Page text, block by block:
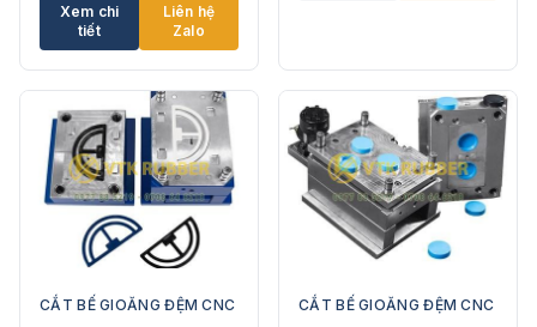
Xem chi
tiết
Liên hệ
Zalo
CẮT BẾ GIOĂNG ĐỆM CNC
CẮT BẾ GIOĂNG ĐỆM CNC